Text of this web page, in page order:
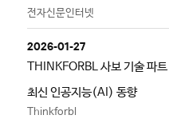
전자신문인터넷
2026-01-27
THINKFORBL 사보 기술 파
최신 인공지능(AI) 동향
Thinkforbl